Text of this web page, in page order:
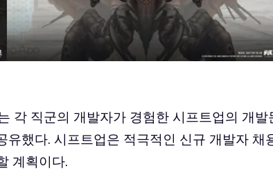
각 직군의 개발자가 경험한 시프트업의 개발
유했다. 시프트업은 적극적인 신규 개발자 채
계획이다.